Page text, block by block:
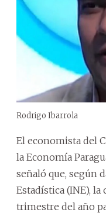
Rodrigo Ibarrola
El economista del
la Economía
señaló que, según
Estadística (INE),
trimestre del año